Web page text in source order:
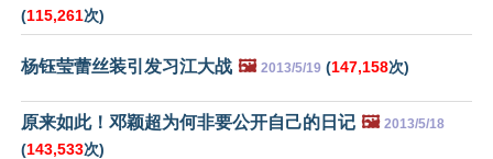
(115,261次)
杨钰莹蕾丝装引发习江大战 🖼️ 2013/5/19 (147,158次)
原来如此！邓颖超为何非要公开自己的日记 🖼️ 2013/5/18
(143,533次)